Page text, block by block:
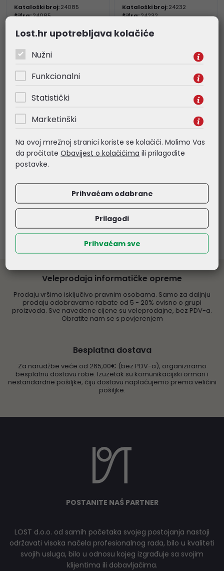
Kataloški broj:24085
Šifra:24085
Kataloški broj:24232
Šifra:24232
Veleprodaja informatičke opreme
Prodaju vršimo isključivo pravnim osobama. Samo za daljnju
prodaju odobravamo rabate od 5 - 20% ovisno o grupi
proizvoda. Sve navedene cijene su veleprodajne, bez PDV-a.
Obratite nam se s povjerenjem
Besplatna dostava
Za narudžbe veće od 265,00€ (bez PDV-a), organiziramo
besplatnu dostavu robe. Izuzetak su komunikacijski ormari i
nestandardne pošiljke, čiju dostavu naplaćujemo prema veličini
pošiljke.
POSTANITE NAŠ PARTNER
LOST d.o.o. od samih početaka svojeg postojanja nastoji
održavati visoka načela profesionalnog rada, bilo u kvaliteti
svojih usluga, bilo u odnosu kojeg izgrađuje sa svojim
klijentima ili dobavljačima.
Lost.hr upotrebljava kolačiće
Nužni
Funkcionalni
Statistički
Marketinški
Na ovoj mrežnoj stranici koriste se kolačići. Molimo Vas
da pročitateObavijest o kolačićima ili prilagodite
postavke.
Prihvaćam odabrane
Prilagodi
Prihvaćam sve